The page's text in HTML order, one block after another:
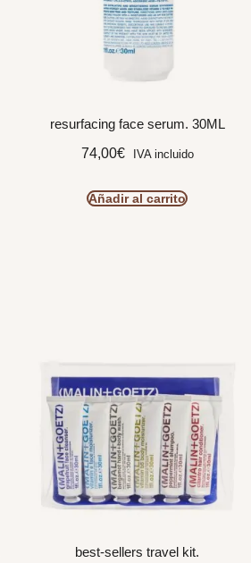
resurfacing face serum. 30ML
74,00€ IVA incluido
Añadir al carrito
best-sellers travel kit.